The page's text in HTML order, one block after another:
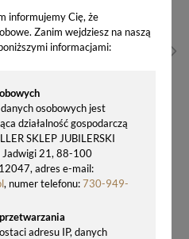
informujemy Cię, że
Zanim wejdziesz na naszą
informacjami:
osobowych jest
działalność gospodarczą
SKLEP JUBILERSKI
Jadwigi 21, 88-100
adres e-mail:
, numer telefonu:730-949-
adresu IP, danych